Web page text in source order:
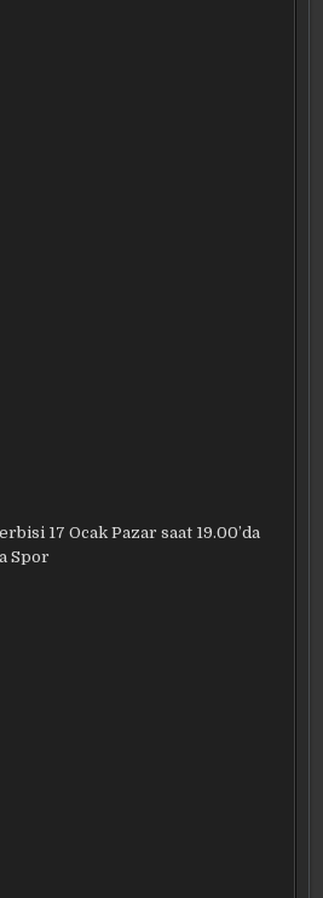
17 Ocak Pazar saat 19.00’da
Spor